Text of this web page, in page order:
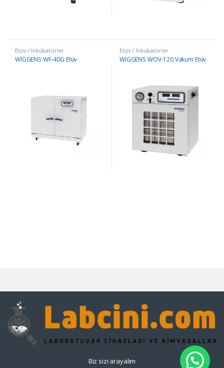
Etüv / İnkübatörler
WIGGENS WF-40G Etüv
Etüv / İnkübatörler
WIGGENS WOV-120 Vakum Etüv
Biz sizi arayalım